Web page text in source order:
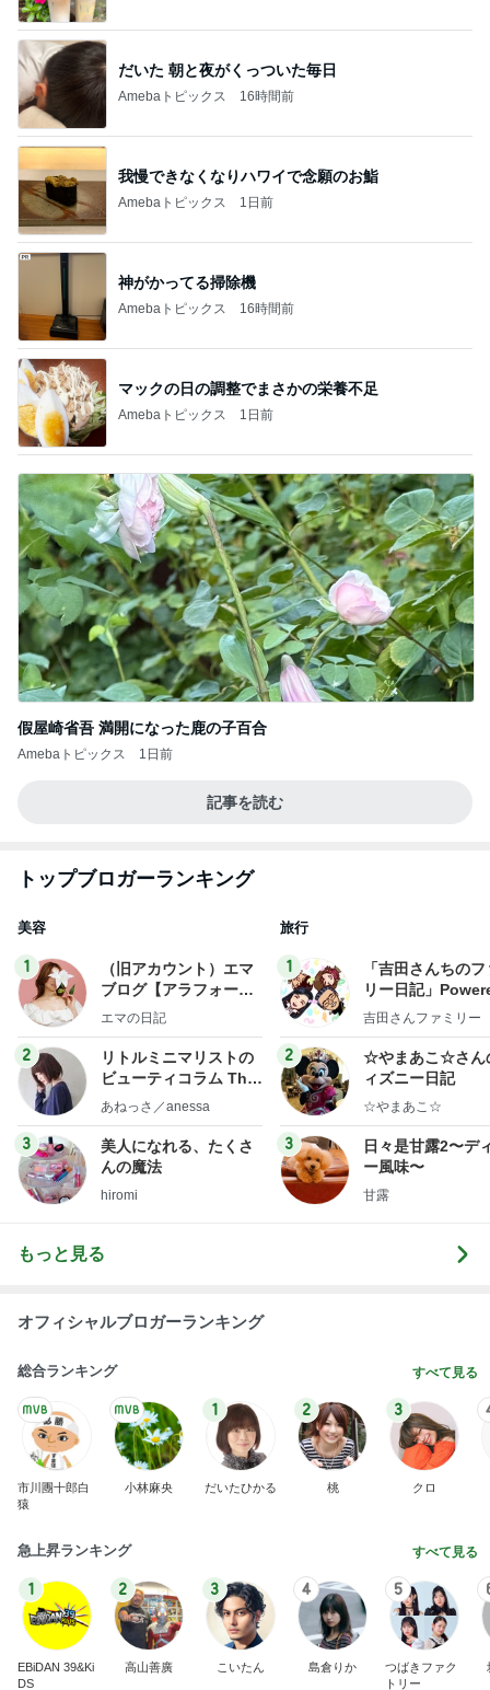
だいた 朝と夜がくっついた毎日
Amebaトピックス 16時間前
我慢できなくなりハワイで念願のお鮨
Amebaトピックス 1日前
神がかってる掃除機
Amebaトピックス 16時間前
マックの日の調整でまさかの栄養不足
Amebaトピックス 1日前
假屋崎省吾 満開になった鹿の子百合
Amebaトピックス 1日前
記事を読む
トップブロガーランキング
美容
1
（旧アカウント）エマ
ブログ【アラフォー会
社売却セカンドライ
エマの日記
2
リトルミニマリストの
ビューティコラム The
little minimalist's bea
あねっさ／anessa
3
美人になれる、たくさ
んの魔法
hiromi
旅行
1
「吉田さんちの
リー日記」
y Ameba 吉田さ
ログ
吉田さんファミリー
2
☆やまあこ☆さん
ィズニー日記
☆やまあこ☆
3
日々是甘露2〜デ
ー風味〜
甘露
もっと見る
オフィシャルブロガーランキング
総合ランキング すべて見る
市川團十郎白
猿
小林麻央
1
だいたひかる
2
桃
3
クロ
急上昇ランキング すべて見る
1
EBiDAN 39&Ki
DS
2
高山善廣
3
こいたん
4
島倉りか
5
つばきファク
トリー